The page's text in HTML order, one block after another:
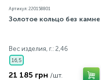
Артикул: 220158801
Золотое кольцо без камней
Вес изделия, г.: 2,46
16,5
21 185 грн /шт.